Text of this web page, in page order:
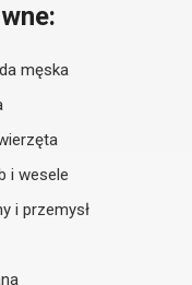
męska
i wesele
i przemysł